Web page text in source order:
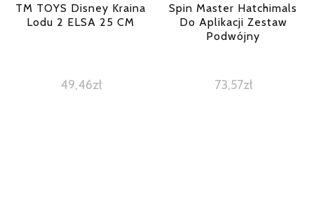
TM TOYS Disney Kraina
Lodu 2 ELSA 25 CM
49,46zł
Spin Master Hatchimals
Do Aplikacji Zestaw
Podwójny
73,57zł